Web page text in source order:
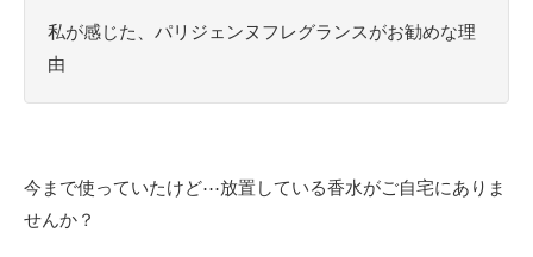
私が感じた、パリジェンヌフレグランスがお勧めな理
由
今まで使っていたけど⋯放置している香水がご自宅にありま
せんか？